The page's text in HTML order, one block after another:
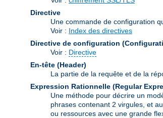
Directive
Une commande de configuration
Voir : Index des directives
Directive de configuration
Voir : Directive
En-tête (Header)
La partie de la requête et de la
Expression Rationnelle (Regular
Une méthode pour décrire un
phrases contenant 2 virgules, et
ou ressources avec une grande